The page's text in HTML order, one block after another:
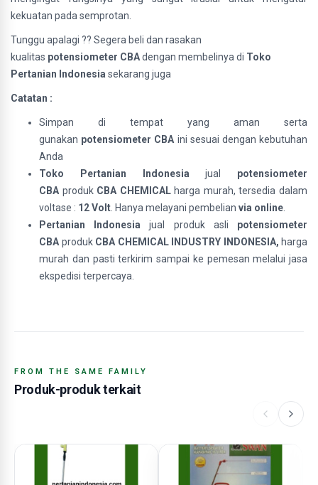
kekuatan pada semprotan.
Tunggu apalagi ?? Segera beli dan rasakan
kualitas potensiometer CBAdengan membelinya di Toko
Pertanian Indonesia sekarang juga
Catatan :
Simpan di tempat yang aman serta
gunakan potensiometer CBA ini sesuai dengan kebutuhan
Anda
Toko Pertanian Indonesiajual
potensiometer
CBA produkCBA CHEMICAL harga murah, tersedia dalam
voltase : 12 Volt . Hanya melayani pembelian via online
Pertanian Indonesiajual produk asli potensiometer
CBA produkCBA CHEMICAL INDUSTRY INDONESIA, harga
murah dan pasti terkirim sampai ke pemesan melalui jasa
ekspedisi terpercaya.
FROM THE SAME FAMILY
Produk-produk terkait